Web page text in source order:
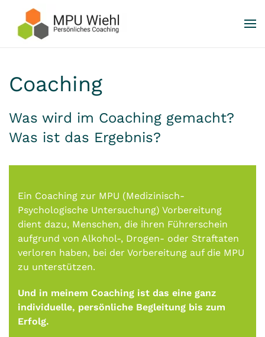
Skip to main content
Coaching
Was wird im Coaching gemacht?
Was ist das Ergebnis?
Ein Coaching zur MPU (Medizinisch-
Psychologische Untersuchung) Vorbereitung
dient dazu, Menschen, die ihren Führerschein
aufgrund von Alkohol-, Drogen- oder Straftaten
verloren haben, bei der Vorbereitung auf die MPU
zu unterstützen.
Und in meinem Coaching ist das eine ganz
individuelle, persönliche Begleitung bis zum
Erfolg.